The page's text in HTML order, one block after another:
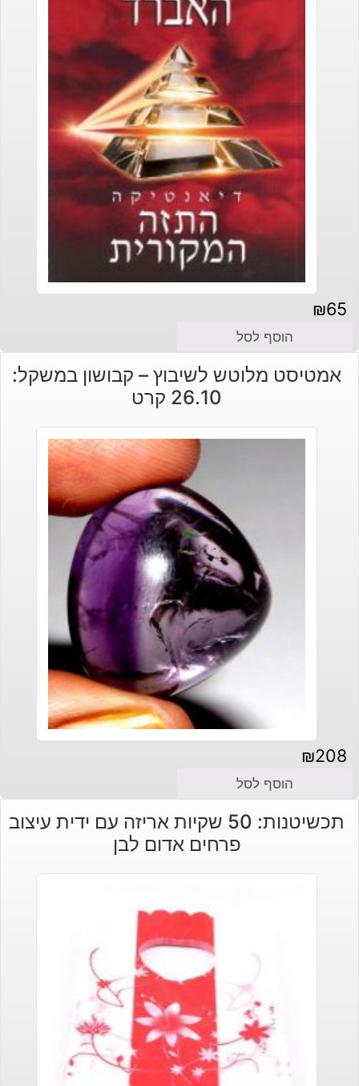
₪65
הוסף לסל
אמטיסט מלוטש לשיבוץ – קבושון במשקל:
26.10 קרט
₪208
הוסף לסל
תכשיטנות: 50 שקיות אריזה עם ידית עיצוב
פרחים אדום לבן